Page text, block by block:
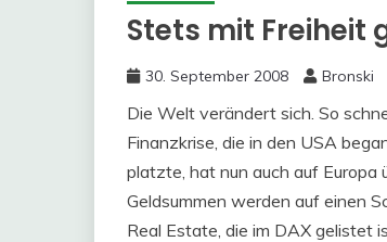
Stets mit Freiheit
30. September 2008 Bronski
Die Welt verändert sich. So
Finanzkrise, die in den USA
platzte, hat nun auch auf Europa
Geldsummen werden auf einen
Real Estate, die im DAX gelistet